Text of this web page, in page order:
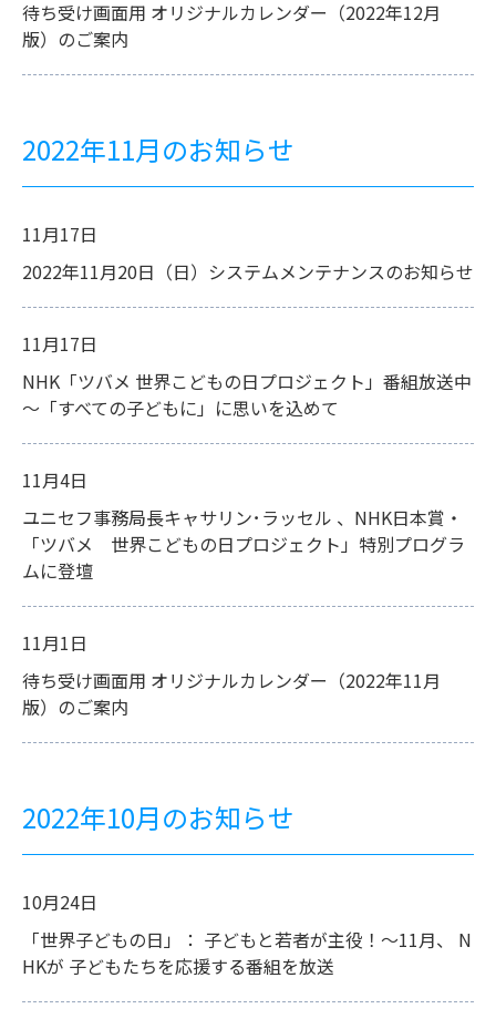
待ち受け画面用 オリジナルカレンダー（2022年12月
版）のご案内
2022年11月のお知らせ
11月17日
2022年11月20日（日）システムメンテナンスのお知らせ
11月17日
NHK「ツバメ 世界こどもの日プロジェクト」番組放送中
～「すべての子どもに」に思いを込めて
11月4日
ユニセフ事務局長キャサリン･ラッセル 、NHK日本賞・
「ツバメ 世界こどもの日プロジェクト」特別プログラ
ムに登壇
11月1日
待ち受け画面用 オリジナルカレンダー（2022年11月
版）のご案内
2022年10月のお知らせ
10月24日
「世界子どもの日」： 子どもと若者が主役！～11月、 N
HKが 子どもたちを応援する番組を放送